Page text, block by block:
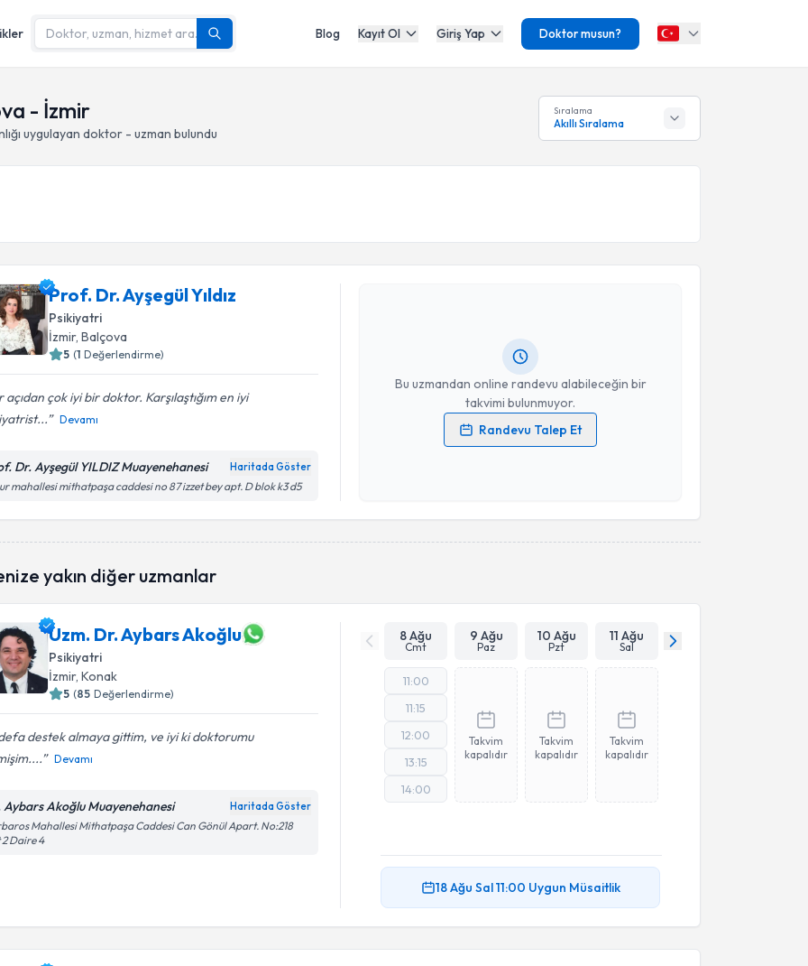
Blog Kayıt Ol Giriş Yap Doktor musun?
- İzmir
uygulayan doktor - uzman bulundu
Sıralama
Akıllı Sıralama
Prof. Dr. Ayşegül Yıldız
Psikiyatri
İzmir, Balçova
5 (1 Değerlendirme)
açıdan çok iyi bir doktor. Karşılaştığım en iyi
Devamı
Dr. Ayşegül YILDIZ Muayenehanesi Haritada Göster
mahallesi mithatpaşa caddesi no 87 izzet bey apt. D blok k3 d5
Bu uzmandan online randevu alabileceğin bir
takvimi bulunmuyor.
Randevu Talep Et
Prof. Dr. Ayşegül Yıldız
Kişisel verilerimin işlenmesine ilişkinAydınlatma Metni
Takvim Talebini Gönder
yakın diğer uzmanlar
Uzm. Dr. Aybars Akoğlu
Psikiyatri
İzmir, Konak
5 (85 Değerlendirme)
destek almaya gittim, ve iyi ki doktorumu
Devamı
Aybars Akoğlu Muayenehanesi Haritada Göster
Mahallesi Mithatpaşa Caddesi Can Gönül Apart. No:218
2 Daire 4
8 Ağu
Cmt
9 Ağu
Paz
10 Ağu
Pzt
11 Ağu
Sal
11:00
11:15
12:00
13:15
14:00
Takvim
kapalıdır
Takvim
kapalıdır
Takvim
kapalıdır
18 Ağu Sal11:00 Uygun Müsaitlik